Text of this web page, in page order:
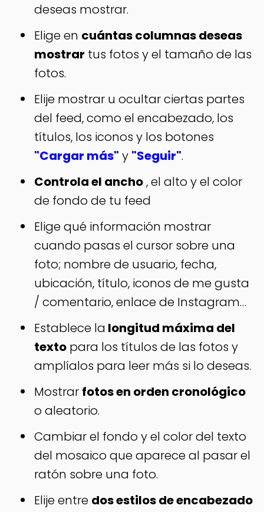
deseas mostrar.
Elige en cuántas columnas deseas
mostrar tus fotos y el tamaño de las
fotos.
Elije mostrar u ocultar ciertas partes
del feed, como el encabezado, los
títulos, los iconos y los botones
"Cargar más" y "Seguir".
Controla el ancho, el alto y el color
de fondo de tu feed
Elige qué información mostrar
cuando pasas el cursor sobre una
foto; nombre de usuario, fecha,
ubicación, título, iconos de me gusta
/ comentario, enlace de Instagram…
Establece la longitud máxima del
texto para los títulos de las fotos y
amplíalos para leer más si lo deseas.
Mostrar fotos en orden cronológico
o aleatorio.
Cambiar el fondo y el color del texto
del mosaico que aparece al pasar el
ratón sobre una foto.
Elije entre dos estilos de encabezado